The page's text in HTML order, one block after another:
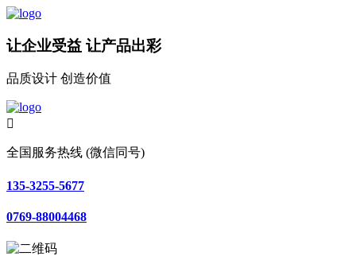
让企业受益 让产品出彩
品质设计 创造价值

全国服务热线 (微信同号)
135-3255-5677
0769-88004468